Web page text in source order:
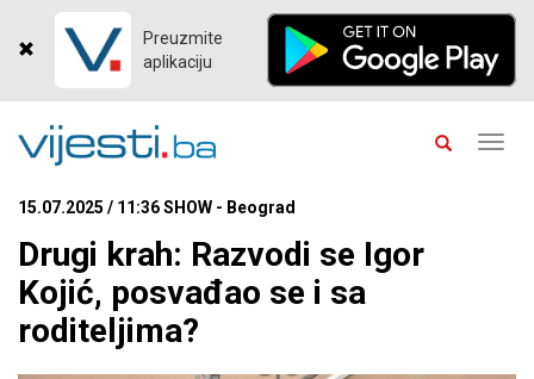
Preuzmite
aplikaciju
15.07.2025 / 11:36 SHOW - Beograd
Drugi krah: Razvodi se Igor
Kojić, posvađao se i sa
roditeljima?